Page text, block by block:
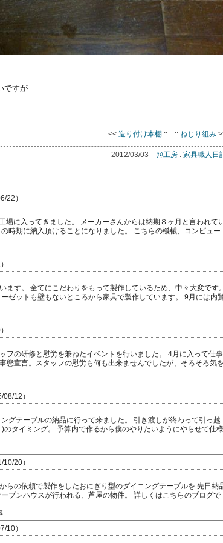
ですが
:: ねじり組み
<< 造り付け本棚 ::
@工房 : 家具職人日
2012/03/03
22）
場に入ってきました。 メーカーさんからは納期８ヶ月と言われて
時期に納入頂けることになりました。 こちらの機械、コンピュー
ます。 全てにこだわりをもって製作しているため、中々大変です。
ゼットも壁もないところから家具で製作しています。 9月には内
フの研修と慰労を兼ねたイベントを行いました。 4月に入って仕事
態宣言。スタッフの慰労も何も出来ませんでしたが、そろそろ気を
12）
グテーブルの納品に行って来ました。 引き渡しが終わって引っ越
のタイミング。 予算内で作るから僕のやりたいようにやらせて仕様
20）
らの依頼で製作をしたおにぎり型のダイニングテーブルを 先日納
プンハウスが行われる、芦屋の物件。 詳しくはこちらのブログで
10）